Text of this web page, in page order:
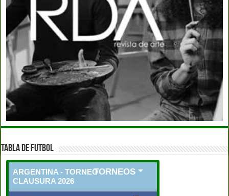
TABLA DE FUTBOL